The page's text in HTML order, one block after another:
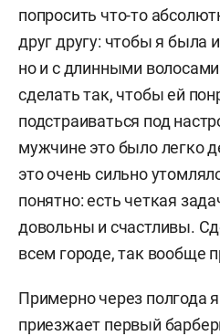
попросить что-то
друг другу: чтобы я была
но и с длинными
сделать так, чтобы ей
подстраиваться под
мужчине это было легко
это очень сильно
понятно: есть четкая
довольны и счастливы.
всем городе, так вообще
Примерно через полгода
приезжает первый